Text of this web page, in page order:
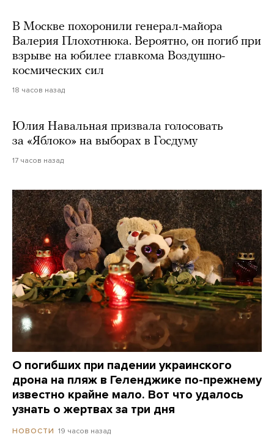
В Москве похоронили генерал-майора
Валерия Плохотнюка. Вероятно, он погиб при
взрыве на юбилее главкома Воздушно-
космических сил
18 часов назад
Юлия Навальная призвала голосовать
за «Яблоко» на выборах в Госдуму
17 часов назад
О погибших при падении украинского
дрона на пляж в Геленджике по-прежнему
известно крайне мало. Вот что удалось
узнать о жертвах за три дня
НОВОСТИ 19 часов назад